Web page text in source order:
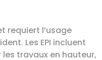
requiert l’usage
Les EPI incluent
travaux en hauteur,